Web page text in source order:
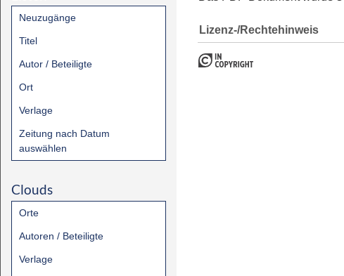
Neuzugänge
Titel
Autor / Beteiligte
Ort
Verlage
Zeitung nach Datum
auswählen
Clouds
Orte
Autoren / Beteiligte
Verlage
Lizenz-/Rechtehinweis